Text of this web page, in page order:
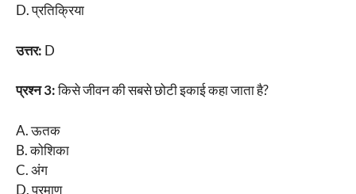
D. प्रतिक्रिया
उत्तर: D
प्रश्न 3:किसे जीवन की सबसे छोटी इकाई कहा जाता है?
A. ऊतक
B. कोशिका
C. अंग
D. परमाणु